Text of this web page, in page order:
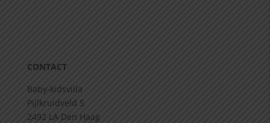
CONTACT
Baby-kidsvilla
Pijlkruidveld 5
2492 LA Den Haag